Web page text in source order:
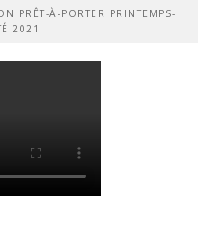
PRÊT-À-PORTER PRINTEMPS-
2021